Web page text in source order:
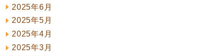
2025年6月
2025年5月
2025年4月
2025年3月